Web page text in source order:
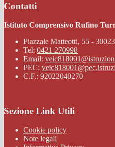
Contatti
Istituto Comprensivo Rufino
Piazzale Matteotti, 55 -
Tel: 0421 270998
Email:
PEC:
C.F.: 92022040270
Sezione Link Utili
Cookie policy
Note legali